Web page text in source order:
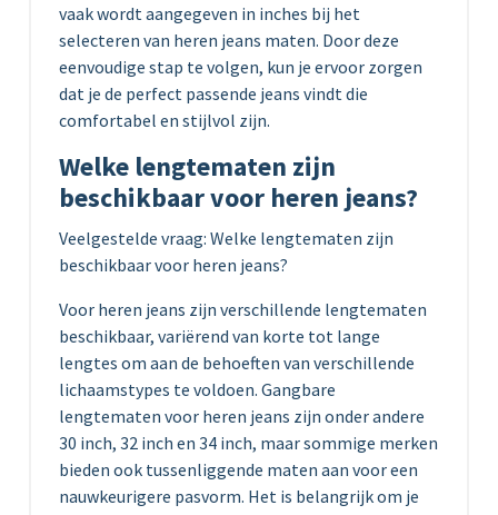
vaak wordt aangegeven in inches bij het
selecteren van heren jeans maten. Door deze
eenvoudige stap te volgen, kun je ervoor zorgen
dat je de perfect passende jeans vindt die
comfortabel en stijlvol zijn.
Welke lengtematen zijn
beschikbaar voor heren jeans?
Veelgestelde vraag: Welke lengtematen zijn
beschikbaar voor heren jeans?
Voor heren jeans zijn verschillende lengtematen
beschikbaar, variërend van korte tot lange
lengtes om aan de behoeften van verschillende
lichaamstypes te voldoen. Gangbare
lengtematen voor heren jeans zijn onder andere
30 inch, 32 inch en 34 inch, maar sommige merken
bieden ook tussenliggende maten aan voor een
nauwkeurigere pasvorm. Het is belangrijk om je